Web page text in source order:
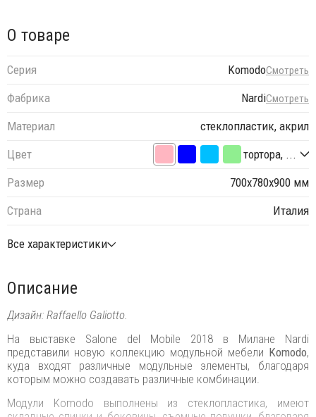
О товаре
Серия KomodoСмотреть
Фабрика NardiСмотреть
Материал
стеклопластик, акрил
Цвет
тортора, ...
Размер
700х780х900 мм
Страна
Италия
Все характеристики
Описание
Дизайн: Raffaello Galiotto.
На выставке Salone del Mobile 2018 в Милане Nardi
представили новую коллекцию модульной мебели Komodo,
куда входят различные модульные элементы, благодаря
которым можно создавать различные комбинации.
Модули Komodo выполнены из стеклопластика, имеют